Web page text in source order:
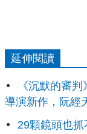
延伸閱讀
《沉默的審
導演新作，阮經
29顆鏡頭也